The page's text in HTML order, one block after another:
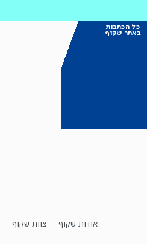
כל הכתבות
באתר שקוף
אודות שקוף צוות שקוף